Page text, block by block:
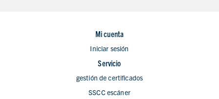
Mi cuenta
Iniciar sesión
Servicio
gestión de certificados
SSCC escáner